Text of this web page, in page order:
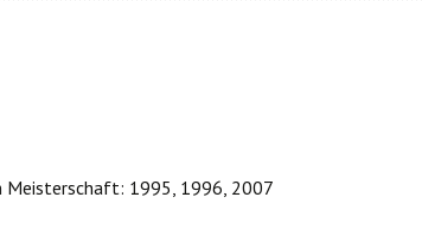
Meisterschaft: 1995, 1996, 2007